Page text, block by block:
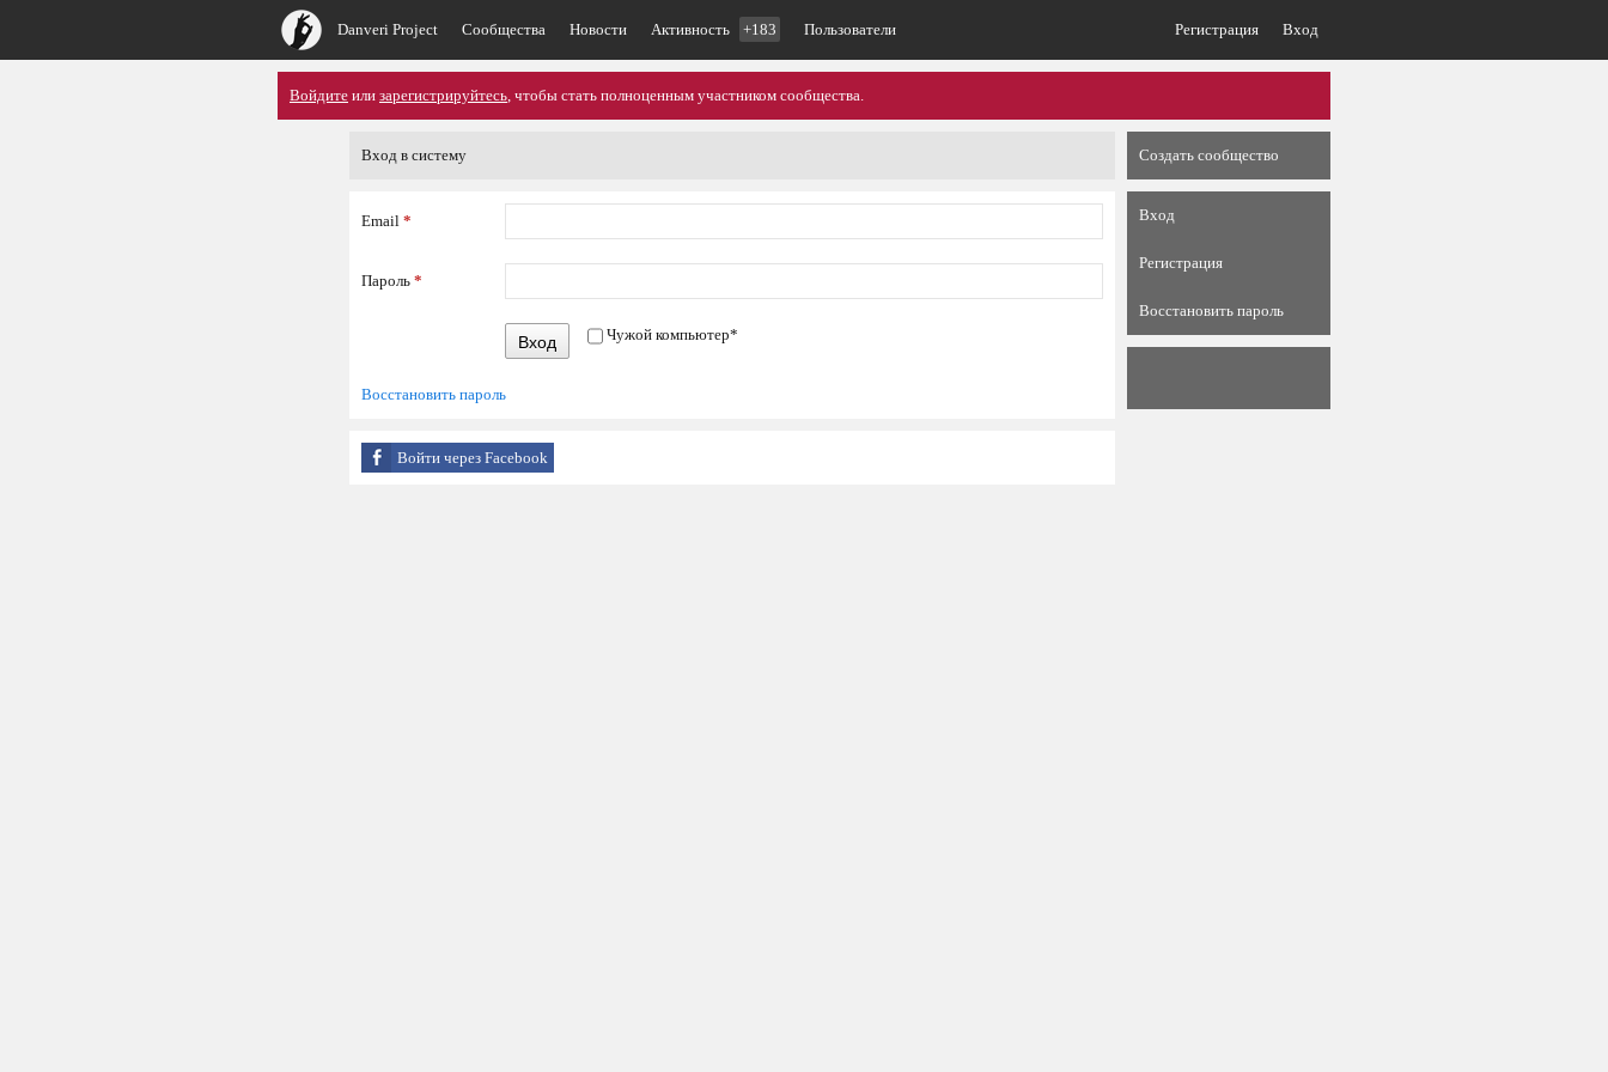
Danveri Project Сообщества Новости Активность +183 Пользователи Регистрация Вход
Войдите или зарегистрируйтесь, чтобы стать полноценным участником сообщества.
Вход в систему
Email *
Пароль *
Вход Чужой компьютер*
Восстановить пароль
Войти через Facebook
Создать сообщество
Вход
Регистрация
Восстановить пароль